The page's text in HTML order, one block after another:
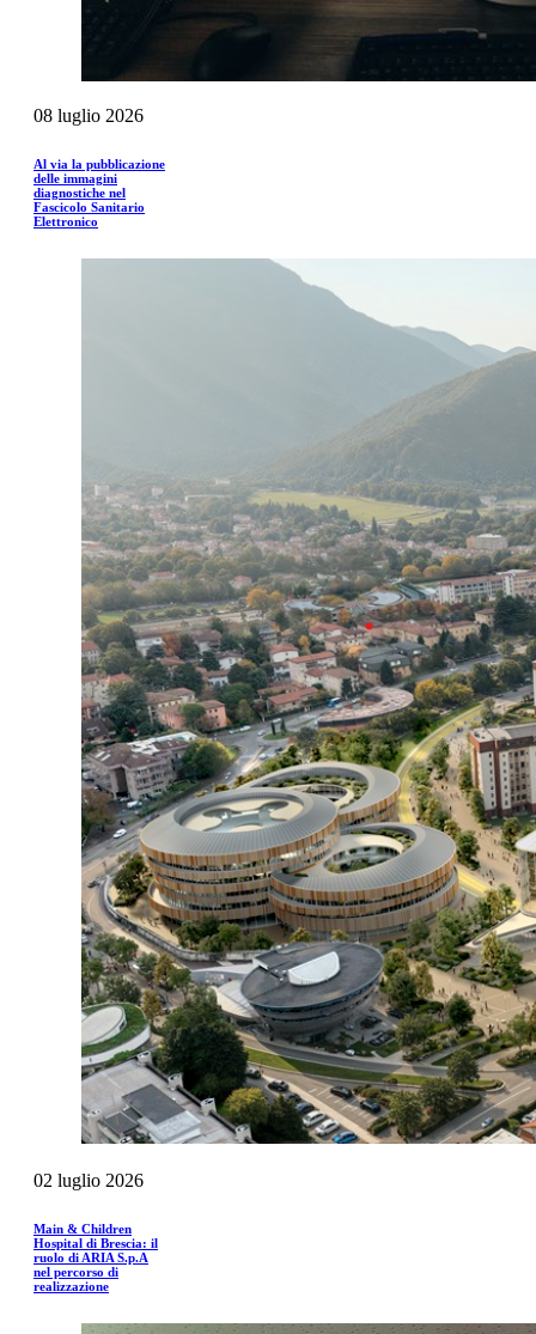
08 luglio 2026
Al via la pubblicazione
delle immagini
diagnostiche nel
Fascicolo Sanitario
Elettronico
02 luglio 2026
Main & Children
Hospital di Brescia: il
ruolo di ARIA S.p.A
nel percorso di
realizzazione